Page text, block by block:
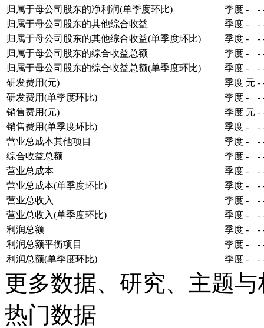
归属于母公司股东的净利润(单季度环比)
季度 - -
归属于母公司股东的其他综合收益
季度 - -
归属于母公司股东的其他综合收益(单季度环比)
季度 - -
归属于母公司股东的综合收益总额
季度 - -
归属于母公司股东的综合收益总额(单季度环比)
季度 - -
研发费用(元)
季度 元 -
研发费用(单季度环比)
季度 - -
销售费用(元)
季度 元 -
销售费用(单季度环比)
季度 - -
营业总成本其他项目
季度 - -
综合收益总额
季度 - -
营业总成本
季度 - -
营业总成本(单季度环比)
季度 - -
营业总收入
季度 - -
营业总收入(单季度环比)
季度 - -
利润总额
季度 - -
利润总额平衡项目
季度 - -
利润总额(单季度环比)
季度 - -
更多数据、研究、主题
热门数据